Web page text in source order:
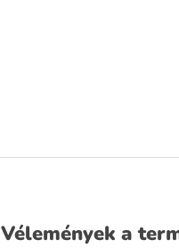
Vélemények a